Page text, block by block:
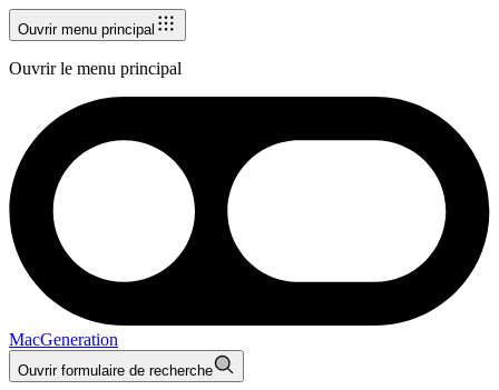
Ouvrir menu principal
Ouvrir le menu principal
MacGeneration
Ouvrir formulaire de recherche